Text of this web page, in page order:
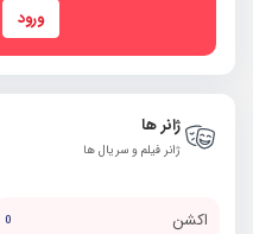
ورود
ژانر ها
ژانر فیلم و سریال ها
اکشن 0